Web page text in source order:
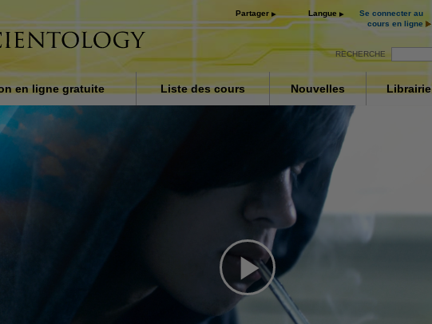
Partager Langue
Se connecter au
cours en ligne
RECHERCHE
en ligne gratuite Liste des cours
Procédés d’assistance pour
La raison de l’oppression
Nouvelles Librairie
Play